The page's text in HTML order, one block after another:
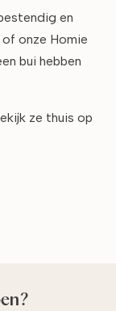
en
of onze Homie
bui hebben
ze thuis op